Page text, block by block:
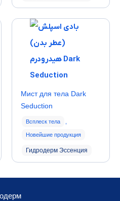
Мист для тела Dark
Seduction
Всплеск тела
Новейшие продукция
Гидродерм Эссенция